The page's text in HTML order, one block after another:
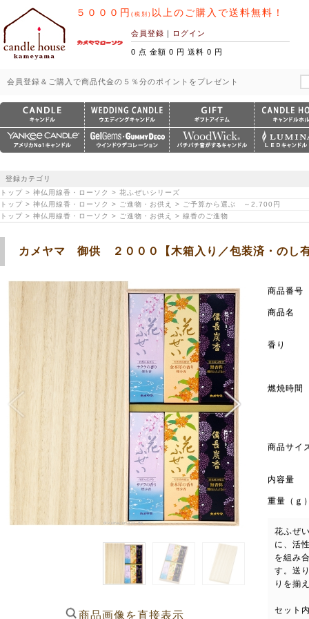
５０００円 (税別) 以上のご購入で送料無料！
会員登録 ｜ ログイン
0 点 金額 0 円 送料 0 円
会員登録＆ご購入で商品代金の５％分のポイントをプレゼント
登録カテゴリ
トップ > 神仏用線香・ローソク > 花ふぜいシリーズ
トップ > 神仏用線香・ローソク > ご進物・お供え > ご予算から選ぶ ～2,700円
トップ > 神仏用線香・ローソク > ご進物・お供え > 線香のご進物
カメヤマ 御供 ２０００【木箱入り／包装済・のし
商品画像を直接表示
商品番号
商品名
香り
燃焼時間
商品サイ
内容量
重量（ｇ
花ふぜ
に、活
を組み
す。送
りを揃
セット